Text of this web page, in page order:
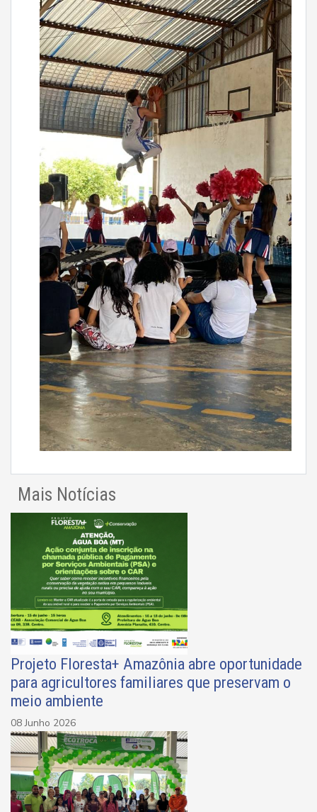
Mais Notícias
Projeto Floresta+ Amazônia abre oportunidade
para agricultores familiares que preservam o
meio ambiente
08 Junho 2026